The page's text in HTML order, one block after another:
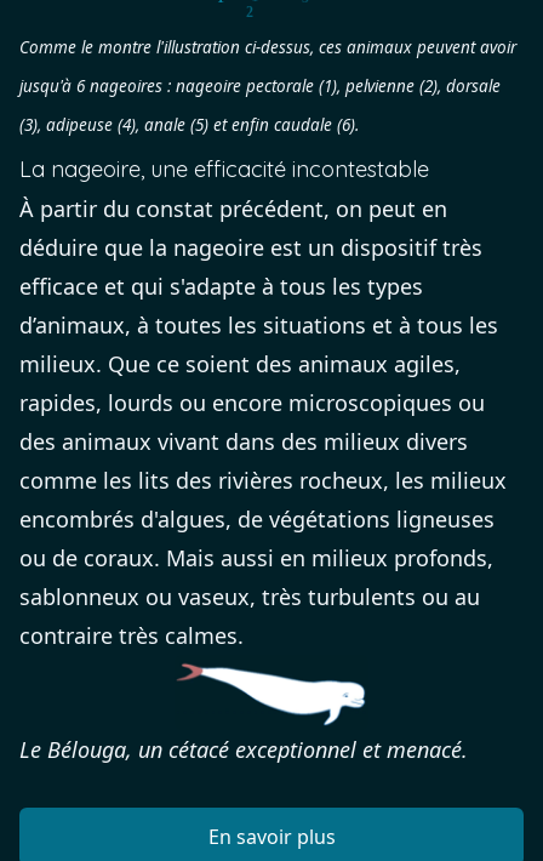
Comme le montre l'illustration ci-dessus, ces animaux peuvent avoir
jusqu'à 6 nageoires : nageoire pectorale (1), pelvienne (2), dorsale
(3), adipeuse (4), anale (5) et enfin caudale (6).
La nageoire, une efficacité incontestable
À partir du constat précédent, on peut en
déduire que la nageoire est un dispositif très
efficace et qui s'adapte à tous les types
d’animaux, à toutes les situations et à tous les
milieux. Que ce soient des animaux agiles,
rapides, lourds ou encore microscopiques ou
des animaux vivant dans des milieux divers
comme les lits des rivières rocheux, les milieux
encombrés d'algues, de végétations ligneuses
ou de coraux. Mais aussi en milieux profonds,
sablonneux ou vaseux, très turbulents ou au
contraire très calmes.
Le Bélouga, un cétacé exceptionnel et menacé.
En savoir plus